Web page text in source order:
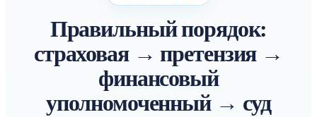
Правильный порядок:
страховая → претензия →
финансовый
уполномоченный → суд